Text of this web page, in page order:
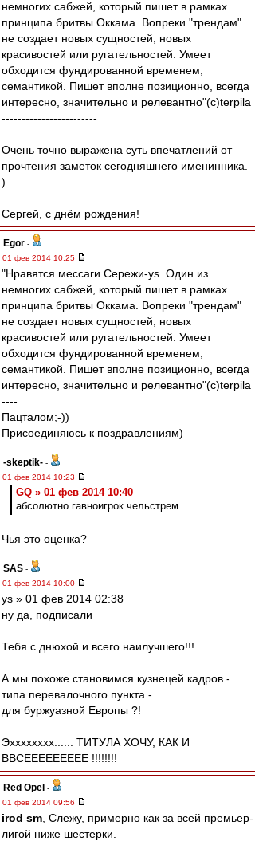
немногих сабжей, который пишет в рамках
принципа бритвы Оккама. Вопреки "трендам"
не создает новых сущностей, новых
красивостей или ругательностей. Умеет
обходится фундированной временем,
семантикой. Пишет вполне позиционно, всегда
интересно, значительно и релевантнo"(с)terpila
------------------------
Очень точно выражена суть впечатлений от
прочтения заметок сегодняшнего именинника.
)
Сергей, с днём рождения!
Egor -
01 фев 2014 10:25
"Нравятся мессаги Сережи-ys. Один из
немногих сабжей, который пишет в рамках
принципа бритвы Оккама. Вопреки "трендам"
не создает новых сущностей, новых
красивостей или ругательностей. Умеет
обходится фундированной временем,
семантикой. Пишет вполне позиционно, всегда
интересно, значительно и релевантнo"(с)terpila
----
Пацталом;-))
Присоединяюсь к поздравлениям)
-skeptik- -
01 фев 2014 10:23
GQ » 01 фев 2014 10:40
абсолютно гавноигрок чельстрем
Чья это оценка?
SAS -
01 фев 2014 10:00
ys » 01 фев 2014 02:38
ну да, подписали
Тебя с днюхой и всего наилучшего!!!
А мы похоже становимся кузнецей кадров -
типа перевалочного пункта -
для буржуазной Европы ?!
Эхххххххх...... ТИТУЛА ХОЧУ, КАК И
ВВСЕЕЕЕЕЕЕЕЕ !!!!!!!!
Red Opel -
01 фев 2014 09:56
irod sm , Слежу, примерно как за всей премьер-
лигой ниже шестерки.